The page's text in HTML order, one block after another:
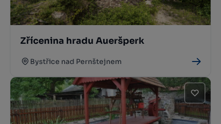
Zřícenina hradu Aueršperk
Bystřice nad Pernštejnem